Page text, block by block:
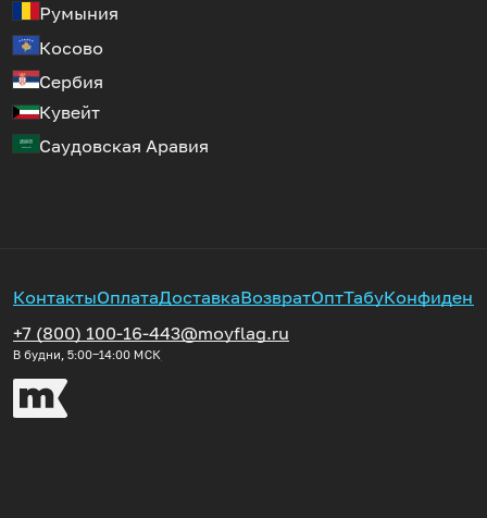
Румыния
Косово
Сербия
Кувейт
Саудовская Аравия
КонтактыОплатаДоставкаВозвратОптТабу
+7 (800) 100-16-44
В будни, 5:00‒14:00 МСК
3@moyflag.ru